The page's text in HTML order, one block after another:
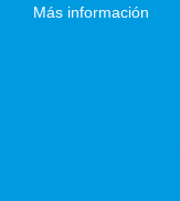
Más información